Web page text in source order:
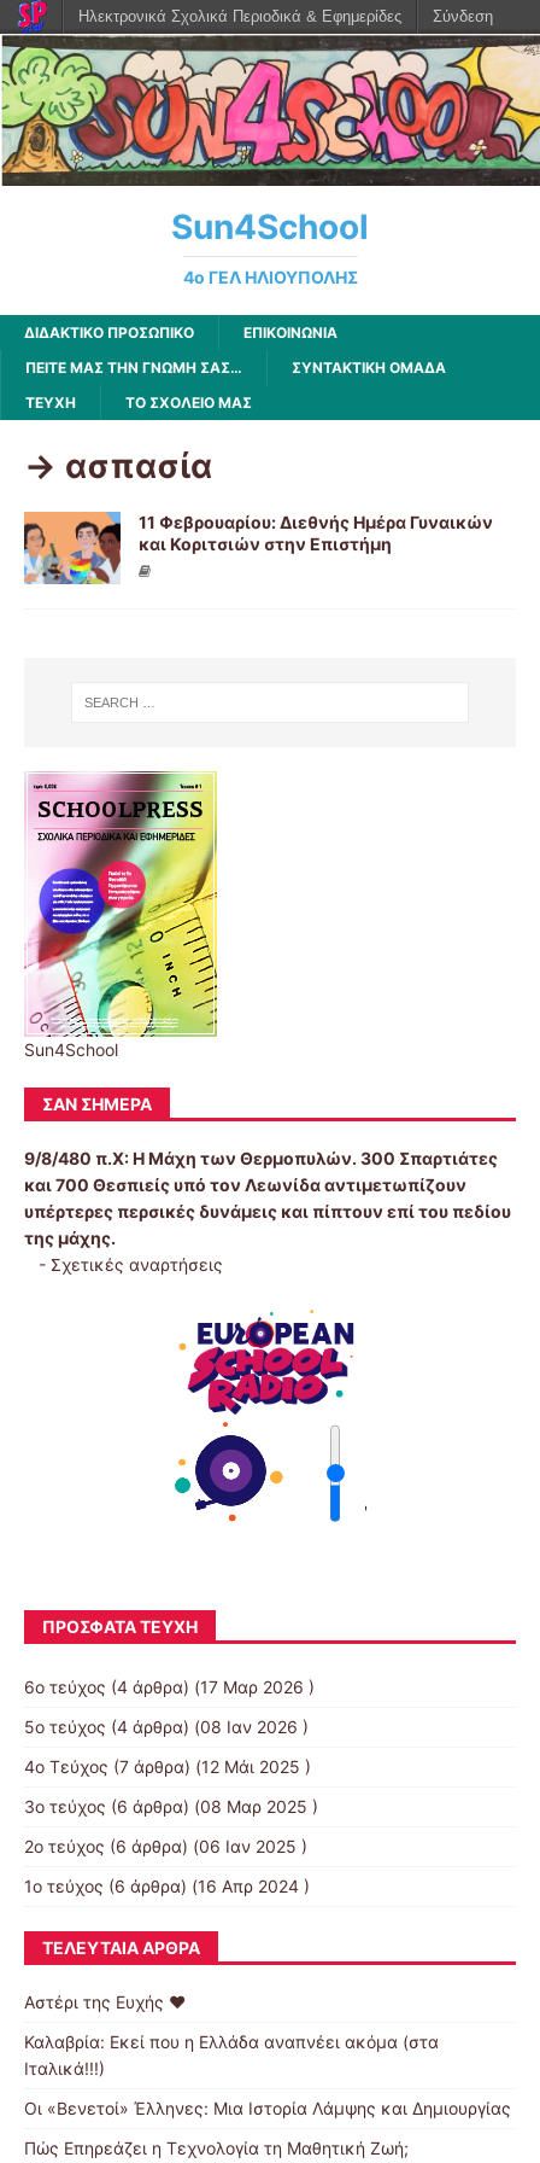
Sun4School
4ο ΓΕΛ ΗΛΙΟΥΠΟΛΗΣ
ΔΙΔΑΚΤΙΚΟ ΠΡΟΣΩΠΙΚΟ
ΕΠΙΚΟΙΝΩΝΙΑ
ΠΕΊΤΕ ΜΑΣ ΤΗΝ ΓΝΏΜΗ ΣΑΣ…
ΣΥΝΤΑΚΤΙΚΗ ΟΜΑΔΑ
ΤΕΥΧΗ
ΤΟ ΣΧΟΛΕΙΟ ΜΑΣ
-> ασπασία
11 Φεβρουαρίου: Διεθνής Ημέρα Γυναικών
και Κοριτσιών στην Επιστήμη
Sun4School
ΣΑΝ ΣΉΜΕΡΑ
9/8/480 π.Χ:Η Μάχη των Θερμοπυλών. 300 Σπαρτιάτες
και 700 Θεσπιείς υπό τον Λεωνίδα αντιμετωπίζουν
υπέρτερες περσικές δυνάμεις και πίπτουν επί του πεδίου
της μάχης.
- Σχετικές αναρτήσεις
'
ΠΡΌΣΦΑΤΑ ΤΕΎΧΗ
6ο τεύχος (4 άρθρα) (17 Μαρ 2026 )
5ο τεύχος (4 άρθρα) (08 Ιαν 2026 )
4ο Τεύχος (7 άρθρα) (12 Μάι 2025 )
3ο τεύχος (6 άρθρα) (08 Μαρ 2025 )
2o τεύχος (6 άρθρα) (06 Ιαν 2025 )
1ο τεύχος (6 άρθρα) (16 Απρ 2024 )
ΤΕΛΕΥΤΑΊΑ ΆΡΘΡΑ
Αστέρι της Ευχής ❤️
Καλαβρία: Εκεί που η Ελλάδα αναπνέει ακόμα (στα
Ιταλικά!!!)
Οι «Βενετοί» Έλληνες: Μια Ιστορία Λάμψης και Δημιουργίας
Πώς Επηρεάζει η Τεχνολογία τη Μαθητική Ζωή;
Ηλεκτρονικά Σχολικά Περιοδικά & Εφημερίδες Σύνδεση